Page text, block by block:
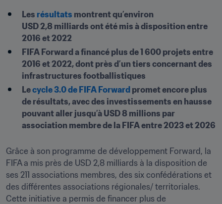
Les résultats montrent qu’environ
USD 2,8 milliards ont été mis à disposition entre
2016 et 2022
FIFA Forward a financé plus de 1 600 projets entre
2016 et 2022, dont près d’un tiers concernant des
infrastructures footballistiques
Le cycle 3.0 de FIFA Forward promet encore plus
de résultats, avec des investissements en hausse
pouvant aller jusqu’à USD 8 millions par
association membre de la FIFA entre 2023 et 2026
Grâce à son programme de développement Forward, la
FIFA a mis près de USD 2,8 milliards à la disposition de
ses 211 associations membres, des six confédérations et
des différentes associations régionales/ territoriales.
Cette initiative a permis de financer plus de